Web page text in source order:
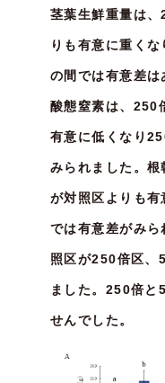
茎葉生鮮重量は
りも有意に重く
の間では有意差
酸態窒素は、250
有意に低くなり
みられました。
が対照区よりも
では有意差がみ
照区が250倍区、
ました。250倍と
せんでした。